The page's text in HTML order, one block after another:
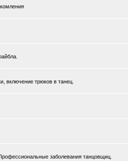
включение трюков в танец.
заболевания танцовщиц.